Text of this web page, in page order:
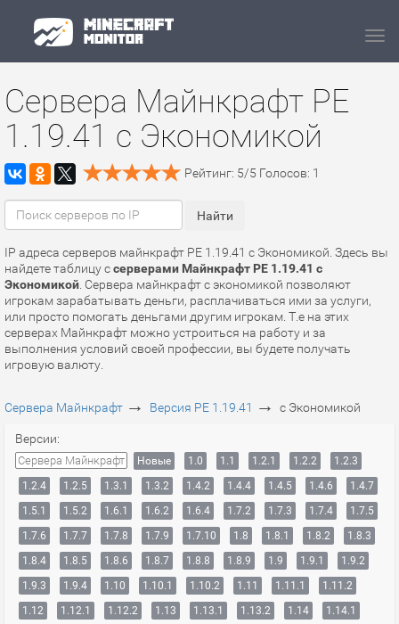
Сервера Майнкрафт PE
1.19.41 с Экономикой
Рейтинг: 5/5 Голосов: 1
IP адреса серверов майнкрафт PE 1.19.41 с Экономикой. Здесь вы
найдете таблицу ссерверами Майнкрафт PE 1.19.41 с
Экономикой . Сервера майнкрафт с экономикой позволяют
игрокам зарабатывать деньги, расплачиваться ими за услуги,
или просто помогать деньгами другим игрокам. Т.е на этих
серверах Майнкрафт можно устроиться на работу и за
выполнения условий своей профессии, вы будете получать
игровую валюту.
Сервера Майнкрафт → Версия PE 1.19.41 → с Экономикой
Версии:
Сервера Майнкрафт Новые 1.0 1.1 1.2.1 1.2.2
1.2.3
1.2.4
1.2.5 1.3.1 1.3.2 1.4.2 1.4.4 1.4.5 1.4.6
1.4.7
1.5.1
1.5.2 1.6.1 1.6.2 1.6.4 1.7.2 1.7.3 1.7.4
1.7.5
1.7.6
1.7.7 1.7.8 1.7.9 1.7.10 1.8 1.8.1 1.8.2
1.8.3
1.8.4
1.8.5 1.8.6 1.8.7 1.8.8 1.8.9 1.9 1.9.1
1.9.2
1.9.3
1.9.4 1.10 1.10.1 1.10.2 1.11 1.11.1
1.11.2
1.12
1.12.1 1.12.2 1.13 1.13.1 1.13.2 1.14
1.14.1